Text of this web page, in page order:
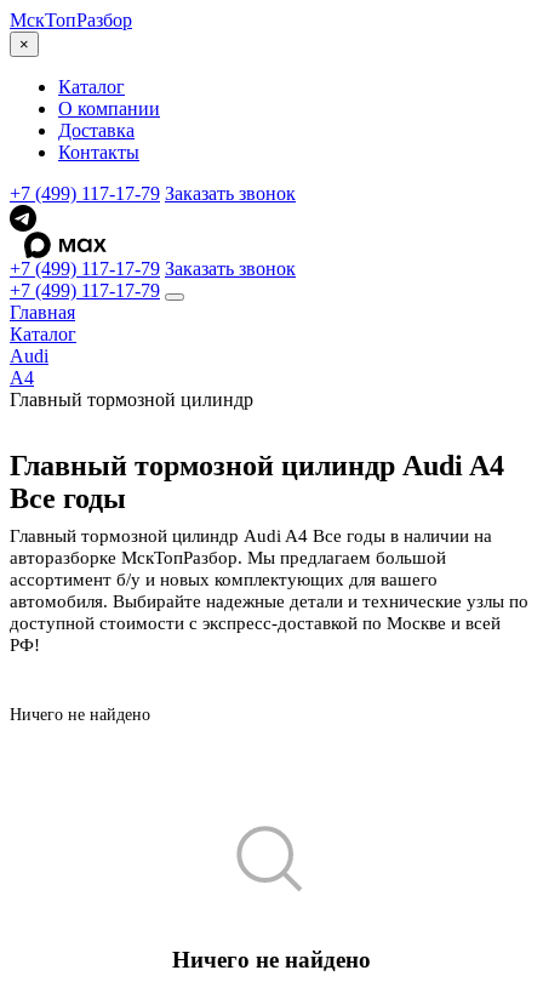
МскТопРазбор
×
Каталог
О компании
Доставка
Контакты
+7 (499) 117-17-79 Заказать звонок
+7 (499) 117-17-79 Заказать звонок
+7 (499) 117-17-79
Главная
Каталог
Audi
A4
Главный тормозной цилиндр
Главный тормозной цилиндр Audi A4
Все годы
Главный тормозной цилиндр Audi A4 Все годы в наличии на
авторазборке МскТопРазбор. Мы предлагаем большой
ассортимент б/у и новых комплектующих для вашего
автомобиля. Выбирайте надежные детали и технические узлы по
доступной стоимости с экспресс-доставкой по Москве и всей
РФ!
Ничего не найдено
Ничего не найдено